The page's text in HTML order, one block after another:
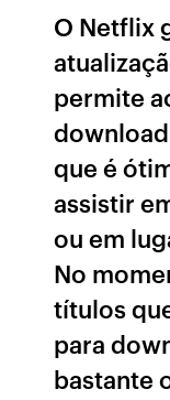
O Netflix
permite
que é
assistir
ou em
No
títulos
para
bastante